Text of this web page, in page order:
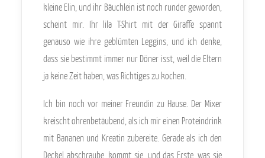
kleine Elin, und ihr Bäuchlein ist noch runder geworden,
scheint mir. Ihr lila T-Shirt mit der Giraffe spannt
genauso wie ihre geblümten Leggins, und ich denke,
dass sie bestimmt immer nur Döner isst, weil die Eltern
ja keine Zeit haben, was Richtiges zu kochen.
Ich bin noch vor meiner Freundin zu Hause. Der Mixer
kreischt ohrenbetäubend, als ich mir einen Proteindrink
mit Bananen und Kreatin zubereite. Gerade als ich den
Deckel abschraube, kommt sie, und das Erste, was sie